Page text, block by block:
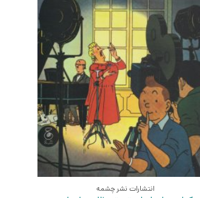
انتشارات نشر چشمه